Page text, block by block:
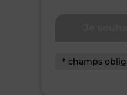
* champs